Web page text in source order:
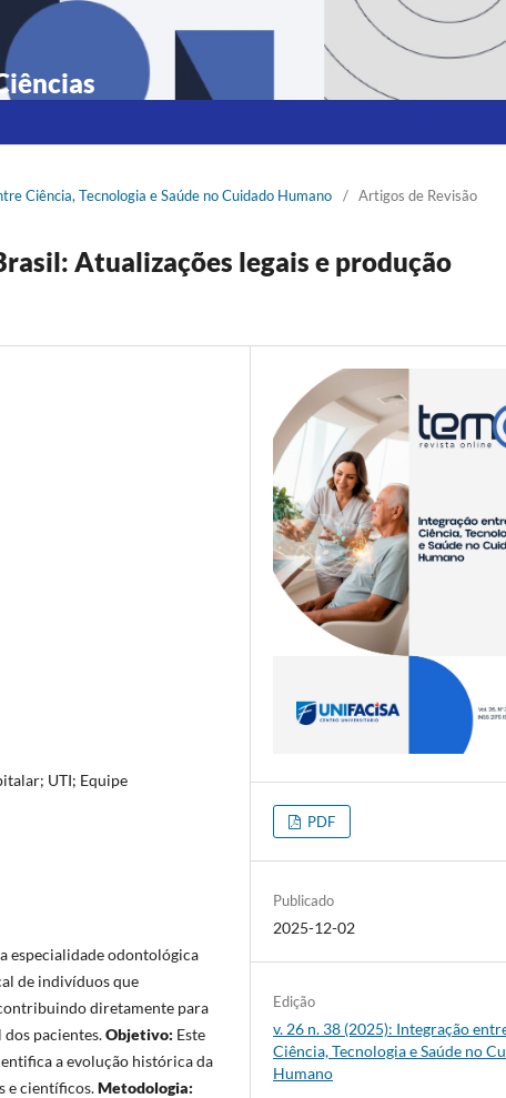
Ciência, Tecnologia e Saúde no Cuidado Humano / Artigos de Revisão
Atualizações legais e produção
UTI; Equipe
especialidade odontológica
de indivíduos que
diretamente para
dos pacientes.Objetivo: Este
a evolução histórica da
e científicos.Metodologia:
PDF
Publicado
2025-12-02
Edição
v. 26 n. 38 (2025): Integração
Ciência, Tecnologia e Saúde no
Humano